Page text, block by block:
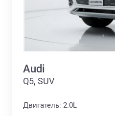
Audi
Q5, SUV
Двигатель: 2.0L